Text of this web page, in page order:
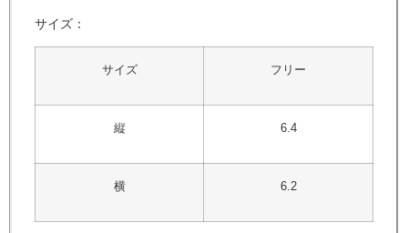
サイズ：
サイズ フリー
縦 6.4
横 6.2